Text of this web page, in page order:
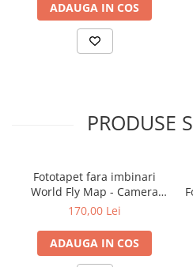
ADAUGA IN COS
PRODUSE
Fototapet fara imbinari
World Fly Map - Camera
Copilului
170,00 Lei
ADAUGA IN COS